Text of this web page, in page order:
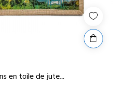
en toile de jute...